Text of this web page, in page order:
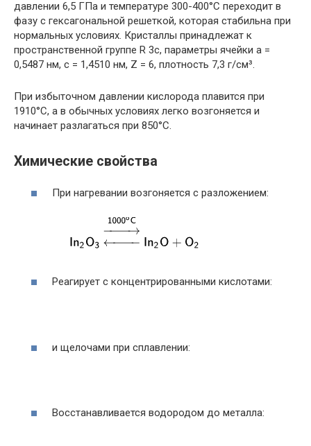
давлении 6,5 ГПа и температуре 300-400°С переходит в
фазу с гексагональной решеткой, которая стабильна при
нормальных условиях. Кристаллы принадлежат к
пространственной группе R 3c, параметры ячейки a =
0,5487 нм, c = 1,4510 нм, Z = 6, плотность 7,3 г/см³.
При избыточном давлении кислорода плавится при
1910°С, а в обычных условиях легко возгоняется и
начинает разлагаться при 850°С.
Химические свойства
При нагревании возгоняется с разложением:
Реагирует с концентрированными кислотами:
и щелочами при сплавлении:
Восстанавливается водородом до металла: